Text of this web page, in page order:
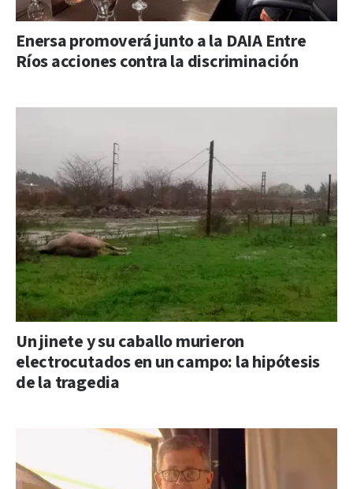
Enersa promoverá junto a la DAIA Entre
Ríos acciones contra la discriminación
Un jinete y su caballo murieron
electrocutados en un campo: la hipótesis
de la tragedia